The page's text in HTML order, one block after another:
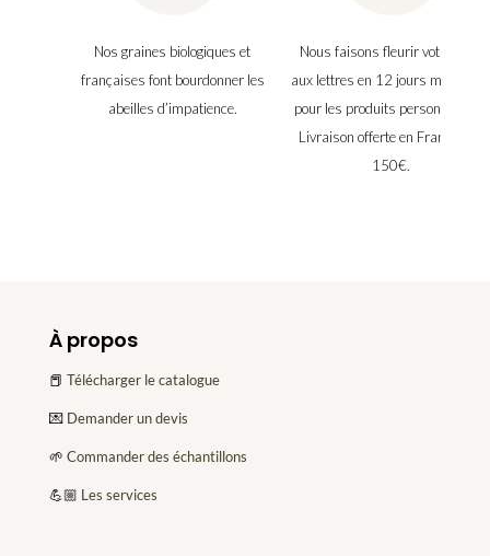
Nos graines biologiques et
françaises font bourdonner les
abeilles d’impatience.
Nous faisons fleurir votre boîte
aux lettres en 12 jours
pour les produits personnalisés.
Livraison offerte en France dès
150€.
À propos
📕 Télécharger le catalogue
💌 Demander un devis
🌱 Commander des échantillons
💪🏼 Les services